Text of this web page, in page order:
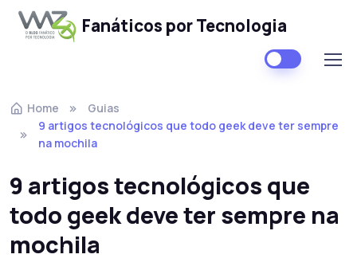
Fanáticos por Tecnologia
Home
Guias
9 artigos tecnológicos que todo geek deve ter sempre
na mochila
9 artigos tecnológicos que
todo geek deve ter sempre na
mochila